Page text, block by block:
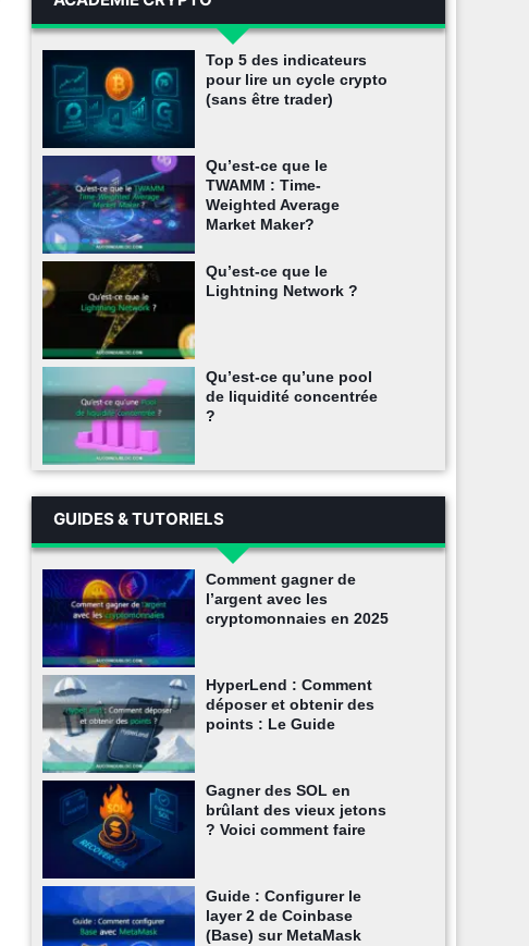
Top 5 des indicateurs
pour lire un cycle crypto
(sans être trader)
Qu’est-ce que le
TWAMM : Time-
Weighted Average
Market Maker?
Qu’est-ce que le
Lightning Network ?
Qu’est-ce qu’une pool
de liquidité concentrée
?
GUIDES & TUTORIELS
Comment gagner de
l’argent avec les
cryptomonnaies en 2025
HyperLend : Comment
déposer et obtenir des
points : Le Guide
Gagner des SOL en
brûlant des vieux jetons
? Voici comment faire
Guide : Configurer le
layer 2 de Coinbase
(Base) sur MetaMask